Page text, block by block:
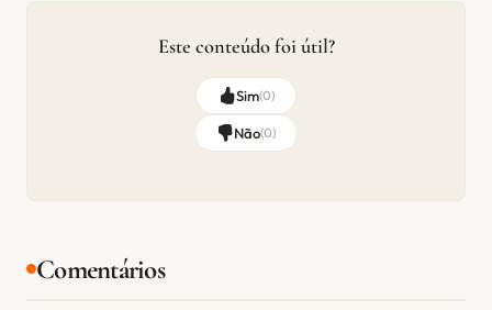
Este conteúdo foi útil?
Sim(0)
Não(0)
Comentários